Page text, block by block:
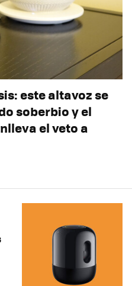
este altavoz se
soberbio y el
el veto a